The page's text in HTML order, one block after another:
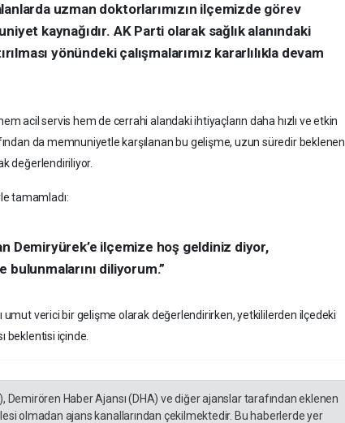
uzman doktorlarımızın ilçemizde görev
kaynağıdır. AK Parti olarak sağlık alanındaki
yönündeki çalışmalarımız kararlılıkla devam
acil servis hem de cerrahi alandaki ihtiyaçların daha hızlı ve etkin
da memnuniyetle karşılanan bu gelişme, uzun süredir beklenen
değerlendiriliyor.
tamamladı:
Demiryürek’e ilçemize hoş geldiniz diyor,
diliyorum.”
umut verici bir gelişme olarak değerlendirirken, yetkililerden ilçedeki
beklentisi içinde.
Demirören Haber Ajansı (DHA) ve diğer ajanslar tarafından eklenen
olmadan ajans kanallarından çekilmektedir. Bu haberlerde yer